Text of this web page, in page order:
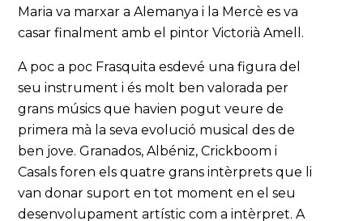
Maria va marxar a Alemanya i la Mercè es va
casar finalment amb el pintor Victorià Amell.
A poc a poc Frasquita esdevé una figura del
seu instrument i és molt ben valorada per
grans músics que havien pogut veure de
primera mà la seva evolució musical des de
ben jove. Granados, Albéniz, Crickboom i
Casals foren els quatre grans intèrprets que li
van donar suport en tot moment en el seu
desenvolupament artístic com a intèrpret. A